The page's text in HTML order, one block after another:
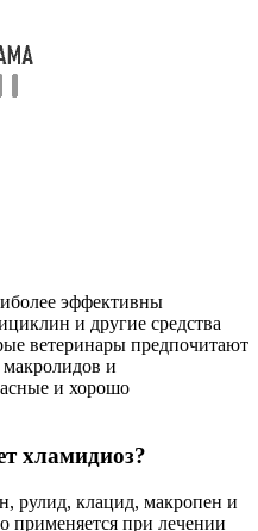
эффективны
и другие средства
ветеринары предпочитают
и
и хорошо
хламидиоз?
рулид, клацид, макропен и
применяется при лечении